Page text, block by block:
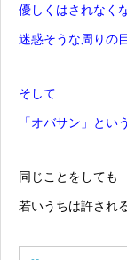
優しくはされなく
迷惑そうな周りの目
そして
「オバサン」とい
同じことをしても
若いうちは許され